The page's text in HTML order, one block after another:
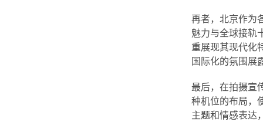
再者，北京作为
魅力与全球接轨
重展现其现代化
国际化的氛围展
最后，在拍摄宣
种机位的布局，
主题和情感表达